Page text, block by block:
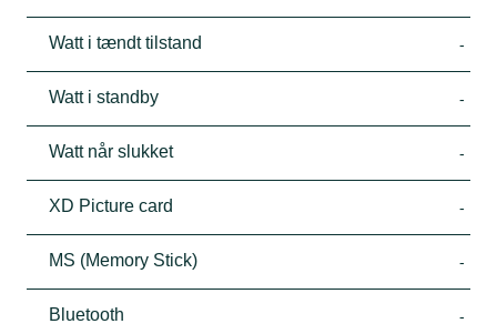
Watt i tændt tilstand -
Watt i standby -
Watt når slukket -
XD Picture card -
MS (Memory Stick) -
Bluetooth -